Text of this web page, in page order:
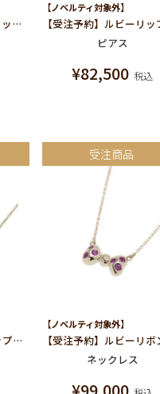
【受注予約】ルージュリップ ネックレス
【ノベルティ対象外】
ピアス
¥82,500 税込
【受注予約】レッドリップスマイル ネックレス
受注商品
【ノベルティ対象外】
ネックレス